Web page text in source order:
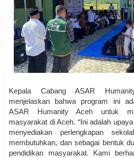
Kepala Cabang ASAR
menjelaskan bahwa program ini
ASAR Humanity Aceh untuk
masyarakat di Aceh. “Ini adalah
menyediakan perlengkapan
membutuhkan, dan sebagai bentuk
pendidikan masyarakat. Kami